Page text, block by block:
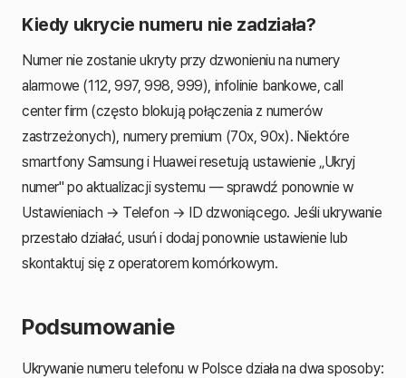
Kiedy ukrycie numeru nie zadziała?
Numer nie zostanie ukryty przy dzwonieniu na numery
alarmowe (112, 997, 998, 999), infolinie bankowe, call
center firm (często blokują połączenia z numerów
zastrzeżonych), numery premium (70x, 90x). Niektóre
smartfony Samsung i Huawei resetują ustawienie „Ukryj
numer" po aktualizacji systemu — sprawdź ponownie w
Ustawieniach → Telefon → ID dzwoniącego. Jeśli ukrywanie
przestało działać, usuń i dodaj ponownie ustawienie lub
skontaktuj się z operatorem komórkowym.
Podsumowanie
Ukrywanie numeru telefonu w Polsce działa na dwa sposoby: